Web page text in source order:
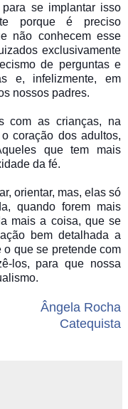
se implantar isso
porque é preciso
não conhecem esse
exclusivamente
de perguntas e
e, infelizmente, em
nossos padres.
com as crianças, na
coração dos adultos,
que tem mais
da fé.
orientar, mas, elas só
quando forem mais
mais a coisa, que se
bem detalhada a
que se pretende com
los, para que nossa
Ângela Rocha
Catequista